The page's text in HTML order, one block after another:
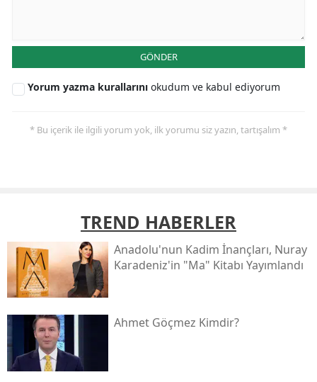
GÖNDER
Yorum yazma kurallarını okudum ve kabul ediyorum
* Bu içerik ile ilgili yorum yok, ilk yorumu siz yazın, tartışalım *
TREND HABERLER
Anadolu'nun Kadim İnançları, Nuray
Karadeniz'in "ma" Kitabı Yayımlandı
Ahmet Göçmez Kimdir?